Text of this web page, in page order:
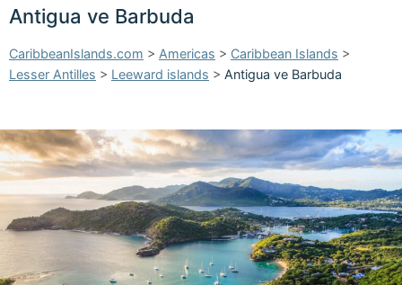
Antigua ve Barbuda
CaribbeanIslands.com > Americas > Caribbean Islands >
Lesser Antilles > Leeward islands > Antigua ve Barbuda